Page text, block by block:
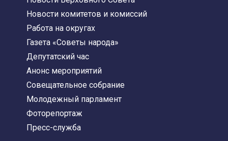
Новости комитетов и комиссий
Работа на округах
Газета «Советы народа»
Депутатский час
Анонс мероприятий
Совещательное собрание
Молодежный парламент
Фоторепортаж
Пресс-служба